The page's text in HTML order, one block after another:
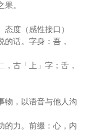
。
度（感性接口）
话。字身：吾，
，古「上」字；舌，
物，以语音与他人沟
的力。前缀：心，内